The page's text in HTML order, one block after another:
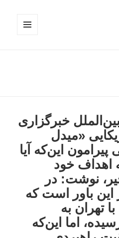
خبرگزاری
«میدل
این‌که آیا
اهداف خود
نوشت: در
این باور است که
تهران به
اما این‌که